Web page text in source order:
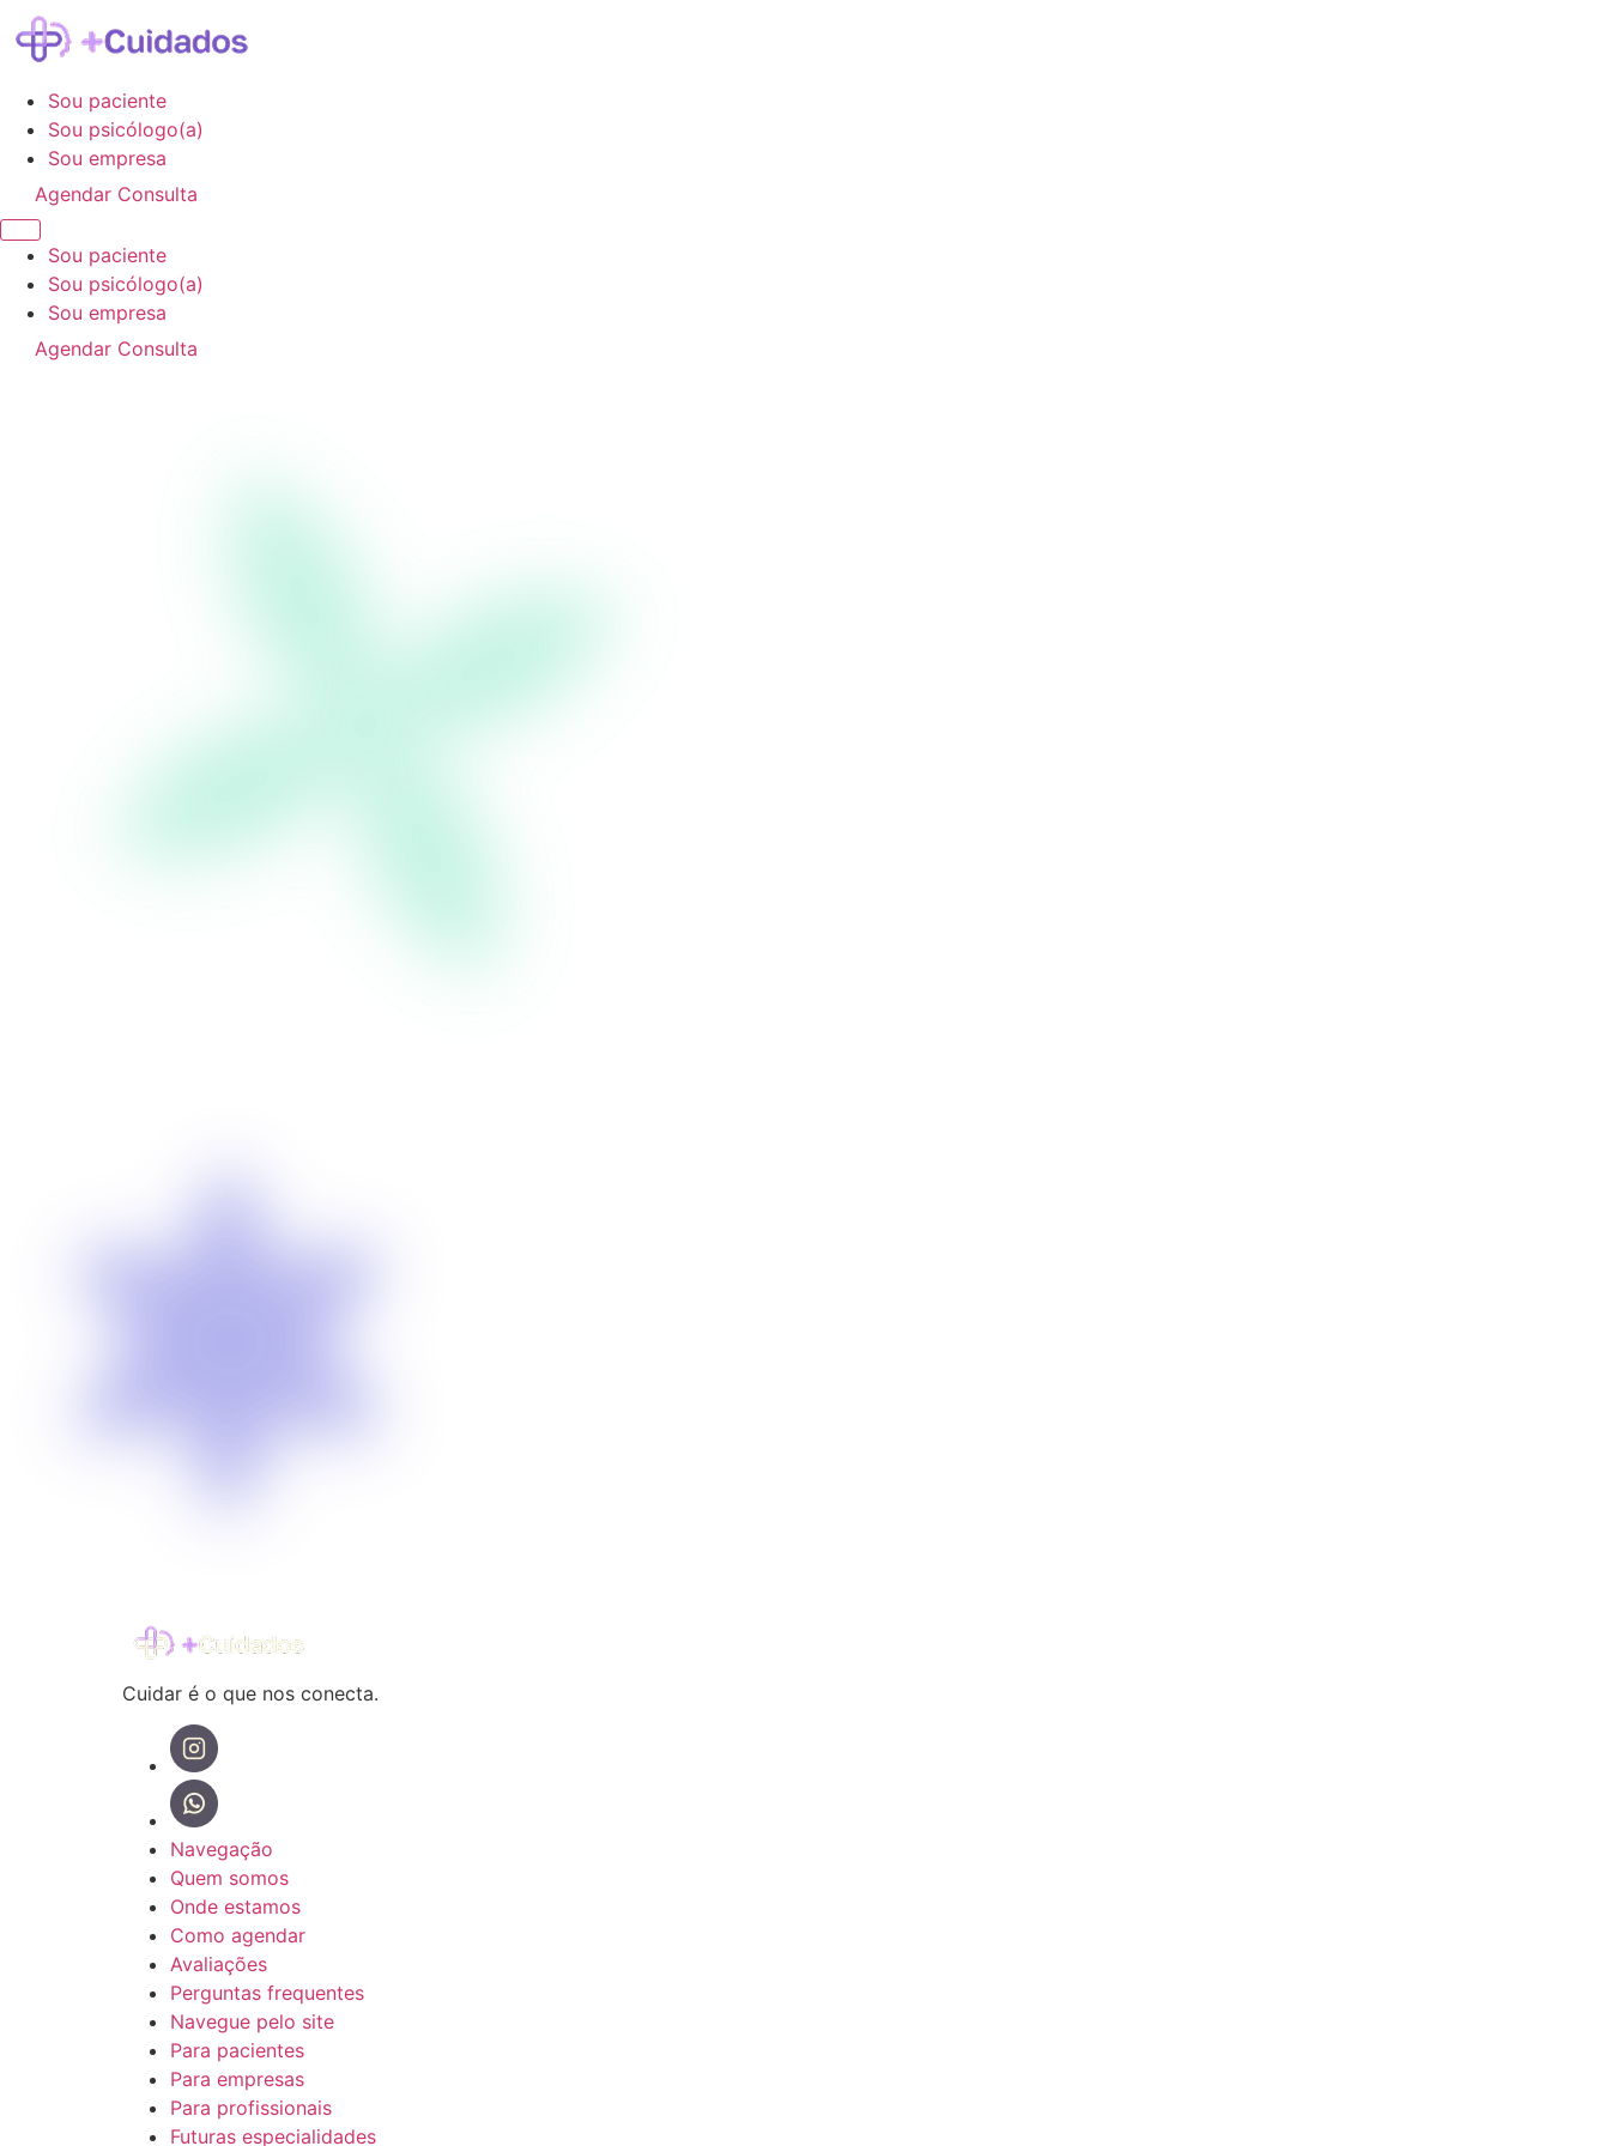
Sou paciente
Sou psicólogo(a)
Sou empresa
Agendar Consulta
Sou paciente
Sou psicólogo(a)
Sou empresa
Agendar Consulta
Cuidar é o que nos conecta.
Navegação
Quem somos
Onde estamos
Como agendar
Avaliações
Perguntas frequentes
Navegue pelo site
Para pacientes
Para empresas
Para profissionais
Futuras especialidades